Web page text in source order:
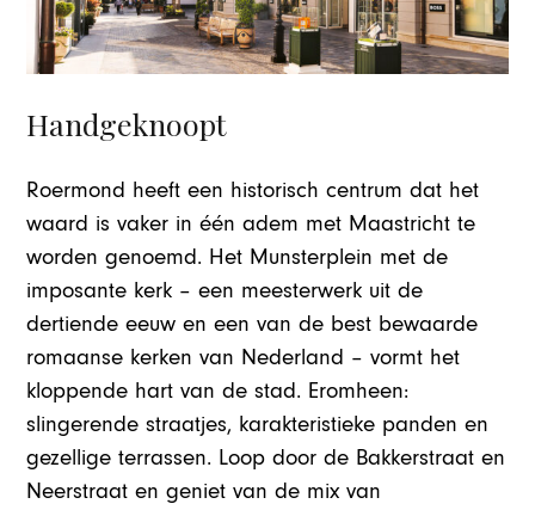
Handgeknoopt
Roermond heeft een historisch centrum dat het
waard is vaker in één adem met Maastricht te
worden genoemd. Het Munsterplein met de
imposante kerk – een meesterwerk uit de
dertiende eeuw en een van de best bewaarde
romaanse kerken van Nederland – vormt het
kloppende hart van de stad. Eromheen:
slingerende straatjes, karakteristieke panden en
gezellige terrassen. Loop door de Bakkerstraat en
Neerstraat en geniet van de mix van